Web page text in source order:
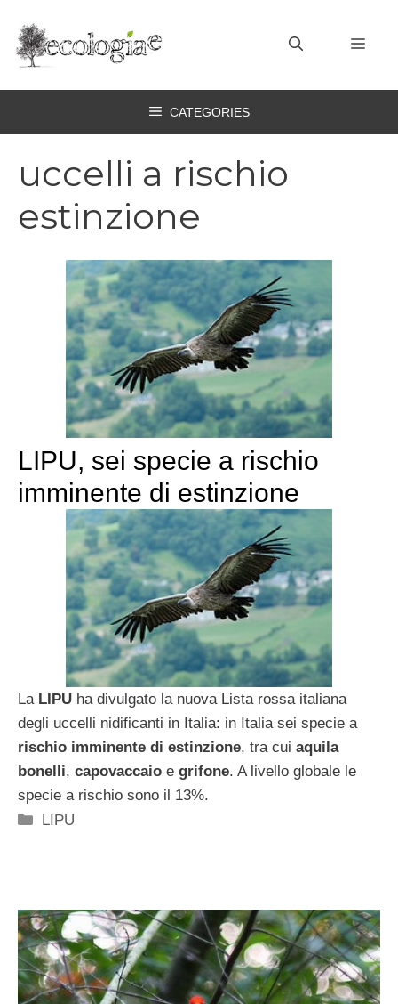
contenuto
CATEGORIES
uccelli a rischio
estinzione
LIPU, sei specie a rischio
imminente di estinzione
La LIPU ha divulgato la nuova Lista rossa italiana
degli uccelli nidificanti in Italia: in Italia sei specie a
rischio imminente di estinzione, tra cui aquila
bonelli, capovaccaio e grifone. A livello globale le
specie a rischio sono il 13%.
Categorie
LIPU